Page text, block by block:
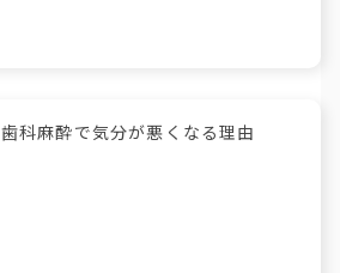
歯科麻酔で気分が悪くなる理由